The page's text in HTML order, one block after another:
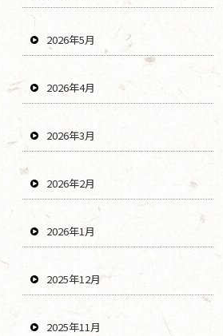
2026年5月
2026年4月
2026年3月
2026年2月
2026年1月
2025年12月
2025年11月